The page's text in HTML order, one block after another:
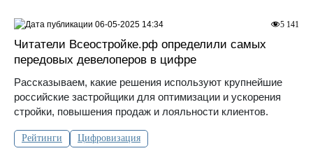
Читатели Всеостройке.рф определили самых
передовых девелоперов в цифре
Рассказываем, какие решения используют крупнейшие
российские застройщики для оптимизации и ускорения
стройки, повышения продаж и лояльности клиентов.
Рейтинги Цифровизация
5 141
06-05-2025 14:34